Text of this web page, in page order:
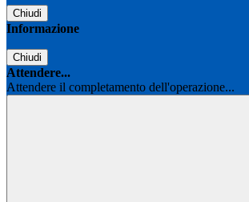
Chiudi
Informazione
Chiudi
Attendere...
Attendere il completamento dell'operazione...